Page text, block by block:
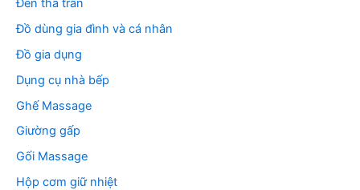
Đèn thả trần
Đồ dùng gia đình và cá nhân
Đồ gia dụng
Dụng cụ nhà bếp
Ghế Massage
Giường gấp
Gối Massage
Hộp cơm giữ nhiệt